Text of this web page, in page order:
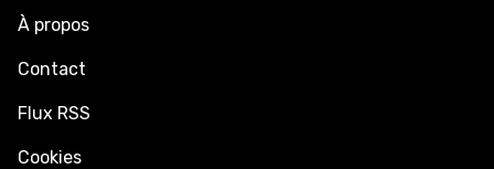
À propos
Contact
Flux RSS
Cookies